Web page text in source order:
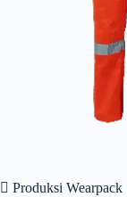
 Produksi Wearpack